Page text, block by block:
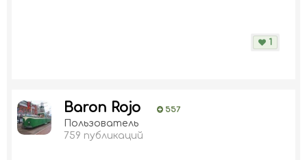
1
Baron Rojo 557
Пользователь
759 публикаций